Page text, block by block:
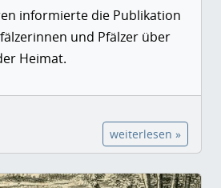
informierte die Publikation
und Pfälzer über
Heimat.
weiterlesen »